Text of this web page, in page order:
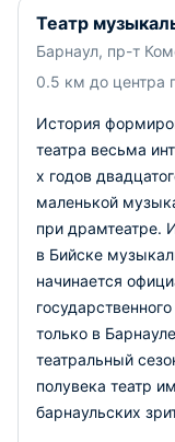
Театр
Барнаул, пр-т
0.5 км до центра
История
театра весьма
х годов
маленькой
при драмтеатре.
в Бийске
начинается
только в
театральный
полувека театр
барнаульских